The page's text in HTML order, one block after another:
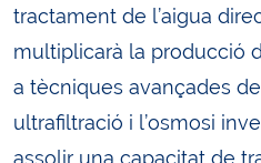
tractament de l’aigua
multiplicarà la producció
a tècniques avançades
ultrafiltració i l’osmosi
assolir una capacitat de